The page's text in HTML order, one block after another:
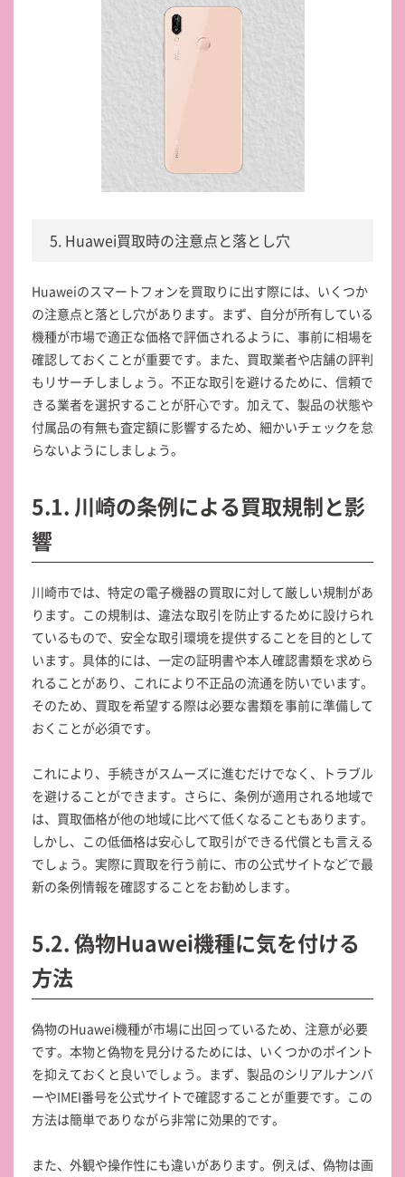
5. Huawei買取時の注意点と落とし穴
Huaweiのスマートフォンを買取りに出す際には、いくつか
の注意点と落とし穴があります。まず、自分が所有している
機種が市場で適正な価格で評価されるように、事前に相場を
確認しておくことが重要です。また、買取業者や店舗の評判
もリサーチしましょう。不正な取引を避けるために、信頼で
きる業者を選択することが肝心です。加えて、製品の状態や
付属品の有無も査定額に影響するため、細かいチェックを怠
らないようにしましょう。
5.1. 川崎の条例による買取規制と影
響
川崎市では、特定の電子機器の買取に対して厳しい規制があ
ります。この規制は、違法な取引を防止するために設けられ
ているもので、安全な取引環境を提供することを目的として
います。具体的には、一定の証明書や本人確認書類を求めら
れることがあり、これにより不正品の流通を防いでいます。
そのため、買取を希望する際は必要な書類を事前に準備して
おくことが必須です。
これにより、手続きがスムーズに進むだけでなく、トラブル
を避けることができます。さらに、条例が適用される地域で
は、買取価格が他の地域に比べて低くなることもあります。
しかし、この低価格は安心して取引ができる代償とも言える
でしょう。実際に買取を行う前に、市の公式サイトなどで最
新の条例情報を確認することをお勧めします。
5.2. 偽物Huawei機種に気を付ける
方法
偽物のHuawei機種が市場に出回っているため、注意が必要
です。本物と偽物を見分けるためには、いくつかのポイント
を抑えておくと良いでしょう。まず、製品のシリアルナンバ
ーやIMEI番号を公式サイトで確認することが重要です。この
方法は簡単でありながら非常に効果的です。
また、外観や操作性にも違いがあります。例えば、偽物は画